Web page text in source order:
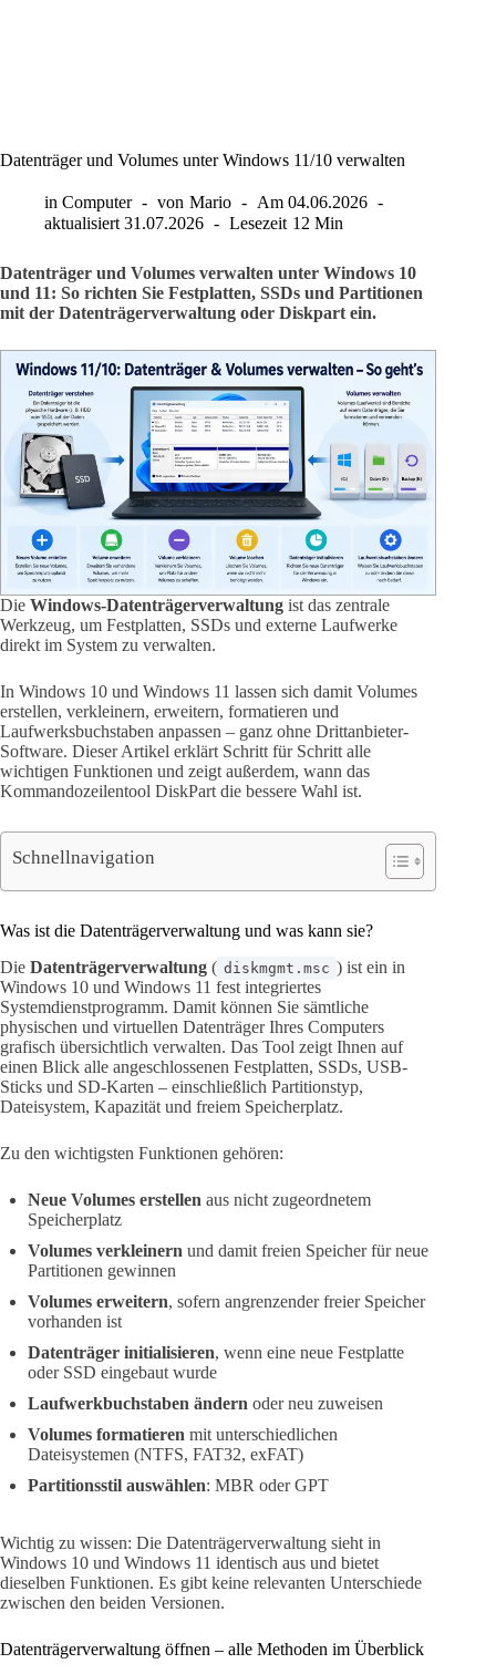
Datenträger und Volumes unter Windows 11/10 verwalten
in Computer von Mario Am 04.06.2026
aktualisiert 31.07.2026 Lesezeit 12 Min
Datenträger und Volumes verwalten unter Windows 10
und 11: So richten Sie Festplatten, SSDs und Partitionen
mit der Datenträgerverwaltung oder Diskpart ein.
Die Windows-Datenträgerverwaltung ist das zentrale
Werkzeug, um Festplatten, SSDs und externe Laufwerke
direkt im System zu verwalten.
In Windows 10 und Windows 11 lassen sich damit Volumes
erstellen, verkleinern, erweitern, formatieren und
Laufwerksbuchstaben anpassen – ganz ohne Drittanbieter-
Software. Dieser Artikel erklärt Schritt für Schritt alle
wichtigen Funktionen und zeigt außerdem, wann das
Kommandozeilentool DiskPart die bessere Wahl ist.
Schnellnavigation
Was ist die Datenträgerverwaltung und was kann sie?
Die Datenträgerverwaltung ( diskmgmt.msc ) ist ein in
Windows 10 und Windows 11 fest integriertes
Systemdienstprogramm. Damit können Sie sämtliche
physischen und virtuellen Datenträger Ihres Computers
grafisch übersichtlich verwalten. Das Tool zeigt Ihnen auf
einen Blick alle angeschlossenen Festplatten, SSDs, USB-
Sticks und SD-Karten – einschließlich Partitionstyp,
Dateisystem, Kapazität und freiem Speicherplatz.
Zu den wichtigsten Funktionen gehören:
Neue Volumes erstellen aus nicht zugeordnetem
Speicherplatz
Volumes verkleinern und damit freien Speicher für neue
Partitionen gewinnen
Volumes erweitern, sofern angrenzender freier Speicher
vorhanden ist
Datenträger initialisieren, wenn eine neue Festplatte
oder SSD eingebaut wurde
Laufwerkbuchstaben ändern oder neu zuweisen
Volumes formatieren mit unterschiedlichen
Dateisystemen (NTFS, FAT32, exFAT)
Partitionsstil auswählen: MBR oder GPT
Wichtig zu wissen: Die Datenträgerverwaltung sieht in
Windows 10 und Windows 11 identisch aus und bietet
dieselben Funktionen. Es gibt keine relevanten Unterschiede
zwischen den beiden Versionen.
Datenträgerverwaltung öffnen – alle Methoden im Überblick